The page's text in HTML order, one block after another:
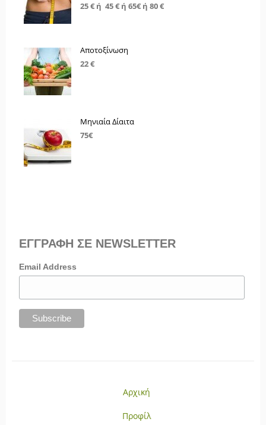
25 € ή 45 € ή 65€ ή 80 €
Αποτοξίνωση
22 €
Μηνιαία Δίαιτα
75€
ΕΓΓΡΑΦΗ ΣΕ NEWSLETTER
Email Address
Αρχική
Προφίλ